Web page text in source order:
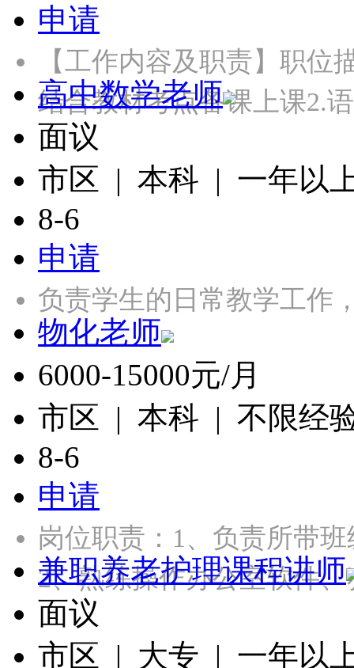
申请
【工作内容及职责】职位
结合教材考点备课上课2.
高中数学老师
面议
市区 | 本科 | 一年以
8-6
申请
负责学生的日常教学工
物化老师
6000-15000元/月
市区 | 本科 | 不限经
8-6
申请
岗位职责：1、负责所带
2、熟练操作办公室软件
兼职养老护理课程讲师
面议
市区 | 大专 | 一年以